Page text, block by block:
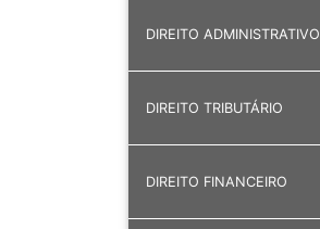
DIREITO ADMINISTRATIVO
DIREITO TRIBUTÁRIO
DIREITO FINANCEIRO